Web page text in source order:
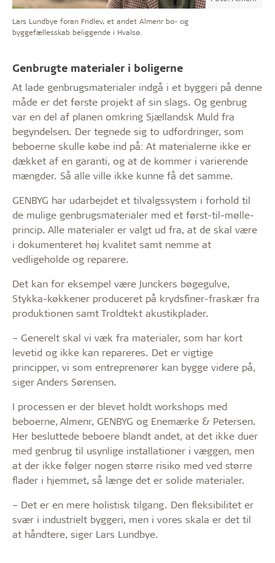
Lars Lundbye foran Fridlev, et andet Almenr bo- og
byggefællesskab beliggende i Hvalsø.
Genbrugte materialer i boligerne
At lade genbrugsmaterialer indgå i et byggeri på denne
måde er det første projekt af sin slags. Og genbrug
var en del af planen omkring Sjællandsk Muld fra
begyndelsen. Der tegnede sig to udfordringer, som
beboerne skulle købe ind på: At materialerne ikke er
dækket af en garanti, og at de kommer i varierende
mængder. Så alle ville ikke kunne få det samme.
GENBYG har udarbejdet et tilvalgssystem i forhold til
de mulige genbrugsmaterialer med et først-til-mølle-
princip. Alle materialer er valgt ud fra, at de skal være
i dokumenteret høj kvalitet samt nemme at
vedligeholde og reparere.
Det kan for eksempel være Junckers bøgegulve,
Stykka-køkkener produceret på krydsfiner-fraskær fra
produktionen samt Troldtekt akustikplader.
– Generelt skal vi væk fra materialer, som har kort
levetid og ikke kan repareres. Det er vigtige
principper, vi som entreprenører kan bygge videre på,
siger Anders Sørensen.
I processen er der blevet holdt workshops med
beboerne, Almenr, GENBYG og Enemærke & Petersen.
Her besluttede beboere blandt andet, at det ikke duer
med genbrug til usynlige installationer i væggen, men
at der ikke følger nogen større risiko med ved større
flader i hjemmet, så længe det er solide materialer.
– Det er en mere holistisk tilgang. Den fleksibilitet er
svær i industrielt byggeri, men i vores skala er det til
at håndtere, siger Lars Lundbye.